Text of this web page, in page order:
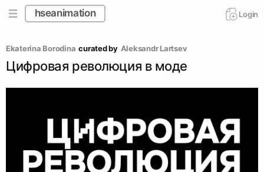
hseanimation Login
Ekaterina Borodina curated by Аleksandr Lartsev
Цифровая революция в моде